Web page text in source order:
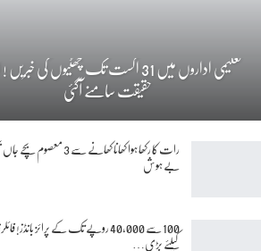
تعلیمی اداروں میں 31 اگست تک چھٹیوں کی
حقیقت سامنے آگئی
بے ہوش
100 سے 40,000 روپے تک کے پرائز بانڈز!
کیلئے بڑی…